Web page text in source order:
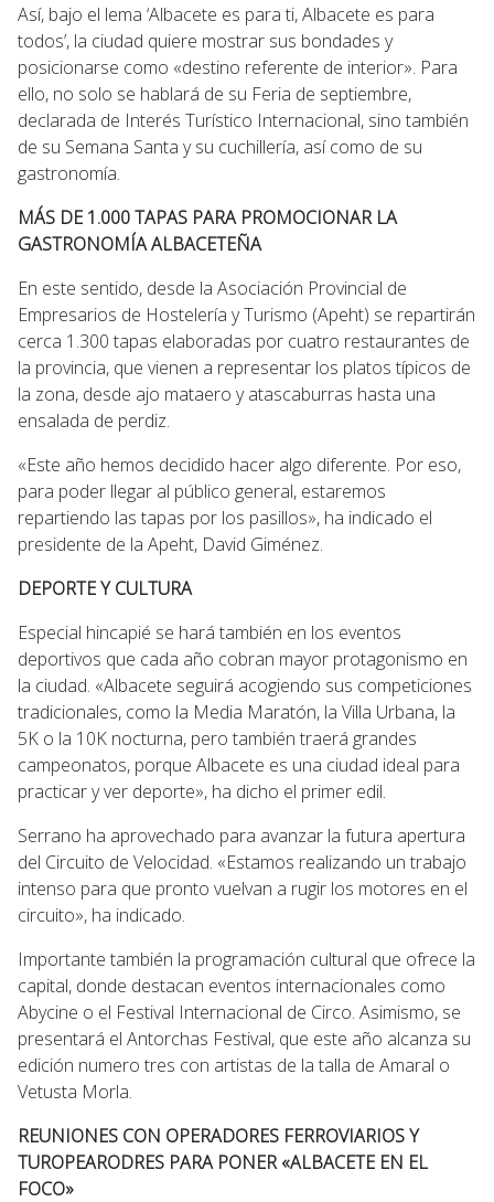
Así, bajo el lema ‘Albacete es para ti, Albacete es para
todos’, la ciudad quiere mostrar sus bondades y
posicionarse como «destino referente de interior». Para
ello, no solo se hablará de su Feria de septiembre,
declarada de Interés Turístico Internacional, sino también
de su Semana Santa y su cuchillería, así como de su
gastronomía.
MÁS DE 1.000 TAPAS PARA PROMOCIONAR LA
GASTRONOMÍA ALBACETEÑA
En este sentido, desde la Asociación Provincial de
Empresarios de Hostelería y Turismo (Apeht) se repartirán
cerca 1.300 tapas elaboradas por cuatro restaurantes de
la provincia, que vienen a representar los platos típicos de
la zona, desde ajo mataero y atascaburras hasta una
ensalada de perdiz.
«Este año hemos decidido hacer algo diferente. Por eso,
para poder llegar al público general, estaremos
repartiendo las tapas por los pasillos», ha indicado el
presidente de la Apeht, David Giménez.
DEPORTE Y CULTURA
Especial hincapié se hará también en los eventos
deportivos que cada año cobran mayor protagonismo en
la ciudad. «Albacete seguirá acogiendo sus competiciones
tradicionales, como la Media Maratón, la Villa Urbana, la
5K o la 10K nocturna, pero también traerá grandes
campeonatos, porque Albacete es una ciudad ideal para
practicar y ver deporte», ha dicho el primer edil.
Serrano ha aprovechado para avanzar la futura apertura
del Circuito de Velocidad. «Estamos realizando un trabajo
intenso para que pronto vuelvan a rugir los motores en el
circuito», ha indicado.
Importante también la programación cultural que ofrece la
capital, donde destacan eventos internacionales como
Abycine o el Festival Internacional de Circo. Asimismo, se
presentará el Antorchas Festival, que este año alcanza su
edición numero tres con artistas de la talla de Amaral o
Vetusta Morla.
REUNIONES CON OPERADORES FERROVIARIOS Y
TUROPEARODRES PARA PONER «ALBACETE EN EL
FOCO»